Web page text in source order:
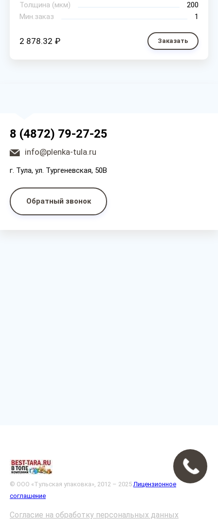
Толщина (мкм)
200
Мин.заказ
1
2 878.32 ₽ Заказать
8 (4872) 79-27-25
info@plenka-tula.ru
г. Тула, ул. Тургеневская, 50В
Обратный звонок
© ООО «Тульская упаковка», 2012 – 2025 Лицензионное
соглашение
Согласие на обработку персональных данных